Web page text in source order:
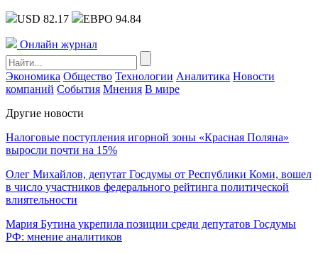
USD 82.17 ЕВРО 94.84
Онлайн журнал
Экономика Общество Технологии Аналитика Новости
компаний События Мнения В мире
Другие новости
Налоговые поступления игорной зоны «Красная Поляна»
выросли почти на 15%
Олег Михайлов, депутат Госдумы от Республики Коми, вошел
в число участников федерального рейтинга политической
влиятельности
Мария Бутина укрепила позиции среди депутатов Госдумы
РФ: мнение аналитиков